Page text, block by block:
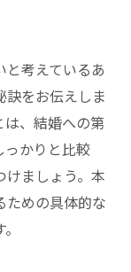
考えているあ
訣をお伝えしま
は、結婚への第
っかりと比較
けましょう。本
ための具体的な